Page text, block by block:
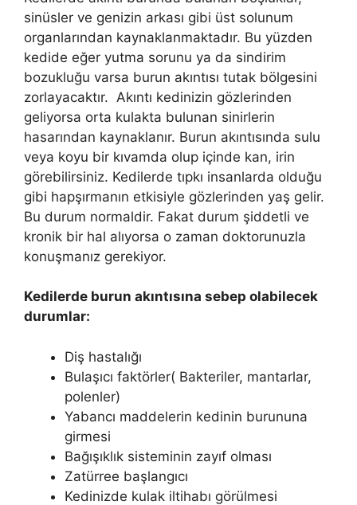
sinüsler ve genizin arkası gibi üst solunum
organlarından kaynaklanmaktadır. Bu yüzden
kedide eğer yutma sorunu ya da sindirim
bozukluğu varsa burun akıntısı tutak bölgesini
zorlayacaktır. Akıntı kedinizin gözlerinden
geliyorsa orta kulakta bulunan sinirlerin
hasarından kaynaklanır. Burun akıntısında sulu
veya koyu bir kıvamda olup içinde kan, irin
görebilirsiniz. Kedilerde tıpkı insanlarda olduğu
gibi hapşırmanın etkisiyle gözlerinden yaş gelir.
Bu durum normaldir. Fakat durum şiddetli ve
kronik bir hal alıyorsa o zaman doktorunuzla
konuşmanız gerekiyor.
Kedilerde burun akıntısına sebep olabilecek
durumlar:
Diş hastalığı
Bulaşıcı faktörler( Bakteriler, mantarlar,
polenler)
Yabancı maddelerin kedinin burununa
girmesi
Bağışıklık sisteminin zayıf olması
Zatürree başlangıcı
Kedinizde kulak iltihabı görülmesi